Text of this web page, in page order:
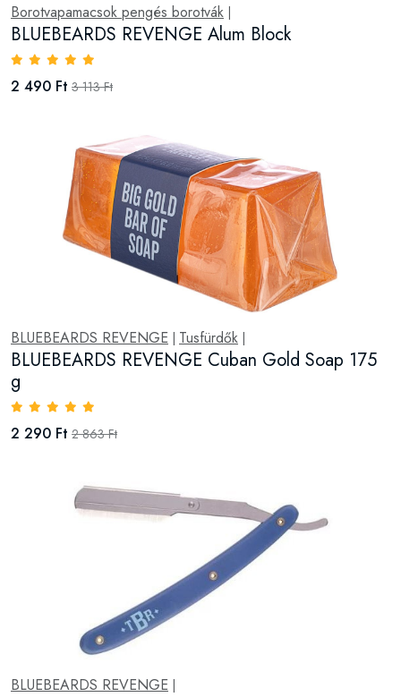
Borotvapamacsok pengés borotvák
BLUEBEARDS REVENGE Alum Block
2 490 Ft 3 113 Ft
BLUEBEARDS REVENGE Tusfürdők
BLUEBEARDS REVENGE Cuban Gold Soap 175
g
2 290 Ft 2 863 Ft
BLUEBEARDS REVENGE